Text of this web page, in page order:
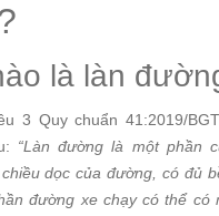
là làn
3 Quy chuẩn 41:2019/
“Làn đường là một phần
dọc của đường, có đủ
đường xe chạy có thể có